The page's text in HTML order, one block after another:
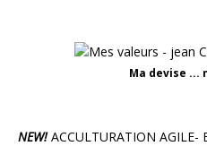
Ma devise ...
NEW!ACCULTURATION AGILE-